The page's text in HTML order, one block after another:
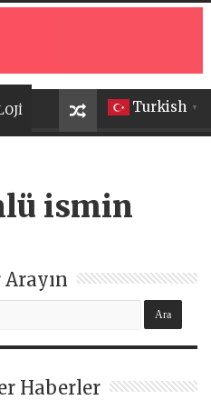
Turkish ▼
ismin
Haberler